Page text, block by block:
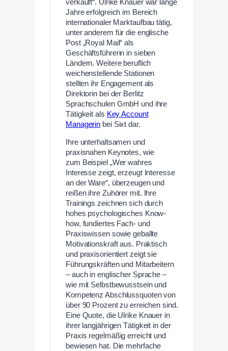
verkauft“. Ulrike Knauer war lange
Jahre erfolgreich im Bereich
internationaler Marktaufbau tätig,
unter anderem für die englische
Post „Royal Mail“ als
Geschäftsführerin in sieben
Ländern. Weitere beruflich
weichenstellende Stationen
stellten ihr Engagement als
Direktorin bei der Berlitz
Sprachschulen GmbH und ihre
Tätigkeit als Key Account
Managerin bei Sixt dar.
Ihre unterhaltsamen und
praxisnahen Keynotes, wie
zum Beispiel „Wer wahres
Interesse zeigt, erzeugt Interesse
an der Ware“, überzeugen und
reißen ihre Zuhörer mit. Ihre
Trainings zeichnen sich durch
hohes psychologisches Know-
how, fundiertes Fach- und
Praxiswissen sowie geballte
Motivationskraft aus. Praktisch
und praxisorientiert zeigt sie
Führungskräften und Mitarbeitern
– auch in englischer Sprache –
wie mit Selbstbewusstsein und
Kompetenz Abschlussquoten von
über 90 Prozent zu erreichen sind.
Eine Quote, die Ulrike Knauer in
ihrer langjährigen Tätigkeit in der
Praxis regelmäßig erreicht und
bewiesen hat. Die mehrfache